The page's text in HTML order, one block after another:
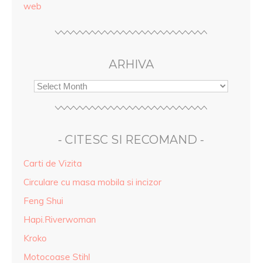
web
ARHIVA
- CITESC SI RECOMAND -
Carti de Vizita
Circulare cu masa mobila si incizor
Feng Shui
Hapi.Riverwoman
Kroko
Motocoase Stihl